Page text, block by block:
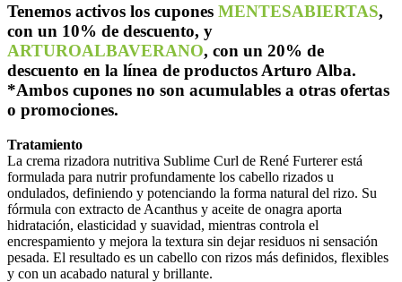
Tenemos activos los cupones MENTESABIERTAS,
con un 10% de descuento, y
ARTUROALBAVERANO, con un 20% de
descuento en la línea de productos Arturo Alba.
*Ambos cupones no son acumulables a otras ofertas
o promociones.
Tratamiento
La crema rizadora nutritiva Sublime Curl de René Furterer está
formulada para nutrir profundamente los cabello rizados u
ondulados, definiendo y potenciando la forma natural del rizo. Su
fórmula con extracto de Acanthus y aceite de onagra aporta
hidratación, elasticidad y suavidad, mientras controla el
encrespamiento y mejora la textura sin dejar residuos ni sensación
pesada. El resultado es un cabello con rizos más definidos, flexibles
y con un acabado natural y brillante.